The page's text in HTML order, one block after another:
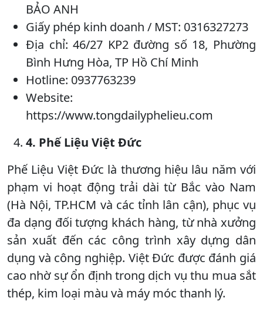
BẢO ANH
Giấy phép kinh doanh / MST: 0316327273
Địa chỉ: 46/27 KP2 đường số 18, Phường
Bình Hưng Hòa, TP Hồ Chí Minh
Hotline: 0937763239
Website:
https://www.tongdailyphelieu.com
4. Phế Liệu Việt Đức
Phế Liệu Việt Đức là thương hiệu lâu năm với
phạm vi hoạt động trải dài từ Bắc vào Nam
(Hà Nội, TP.HCM và các tỉnh lân cận), phục vụ
đa dạng đối tượng khách hàng, từ nhà xưởng
sản xuất đến các công trình xây dựng dân
dụng và công nghiệp. Việt Đức được đánh giá
cao nhờ sự ổn định trong dịch vụ thu mua sắt
thép, kim loại màu và máy móc thanh lý.